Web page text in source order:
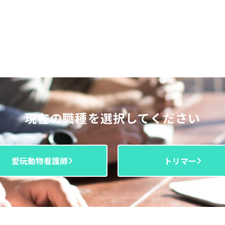
現在の職種を選択してください
愛玩動物看護師 トリマー